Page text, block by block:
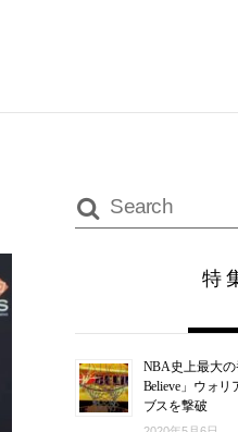
特
NBA史上最大の
Believe」ウォ
ブスを撃破